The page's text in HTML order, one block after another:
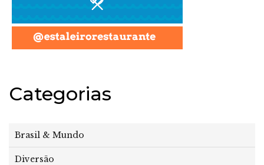
Categorias
Brasil & Mundo
Diversão